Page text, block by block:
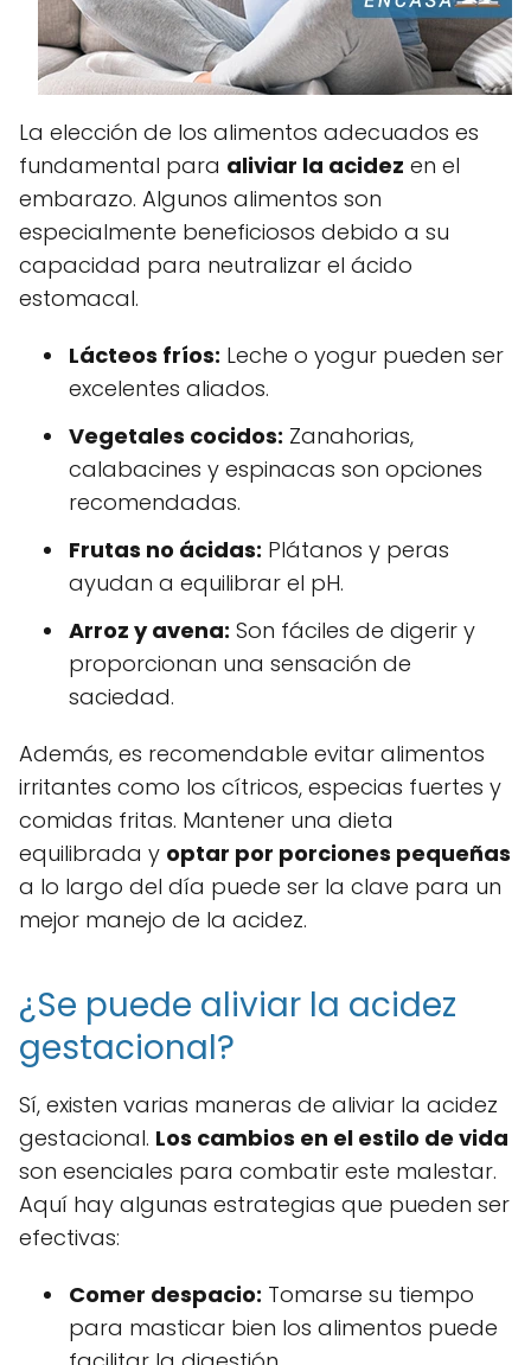
La elección de los alimentos adecuados es
fundamental para aliviar la acidez en el
embarazo. Algunos alimentos son
especialmente beneficiosos debido a su
capacidad para neutralizar el ácido
estomacal.
Lácteos fríos: Leche o yogur pueden ser
excelentes aliados.
Vegetales cocidos: Zanahorias,
calabacines y espinacas son opciones
recomendadas.
Frutas no ácidas: Plátanos y peras
ayudan a equilibrar el pH.
Arroz y avena: Son fáciles de digerir y
proporcionan una sensación de
saciedad.
Además, es recomendable evitar alimentos
irritantes como los cítricos, especias fuertes y
comidas fritas. Mantener una dieta
equilibrada y optar por porciones pequeñas
a lo largo del día puede ser la clave para un
mejor manejo de la acidez.
¿Se puede aliviar la acidez
gestacional?
Sí, existen varias maneras de aliviar la acidez
gestacional. Los cambios en el estilo de vida
son esenciales para combatir este malestar.
Aquí hay algunas estrategias que pueden ser
efectivas:
Comer despacio: Tomarse su tiempo
para masticar bien los alimentos puede